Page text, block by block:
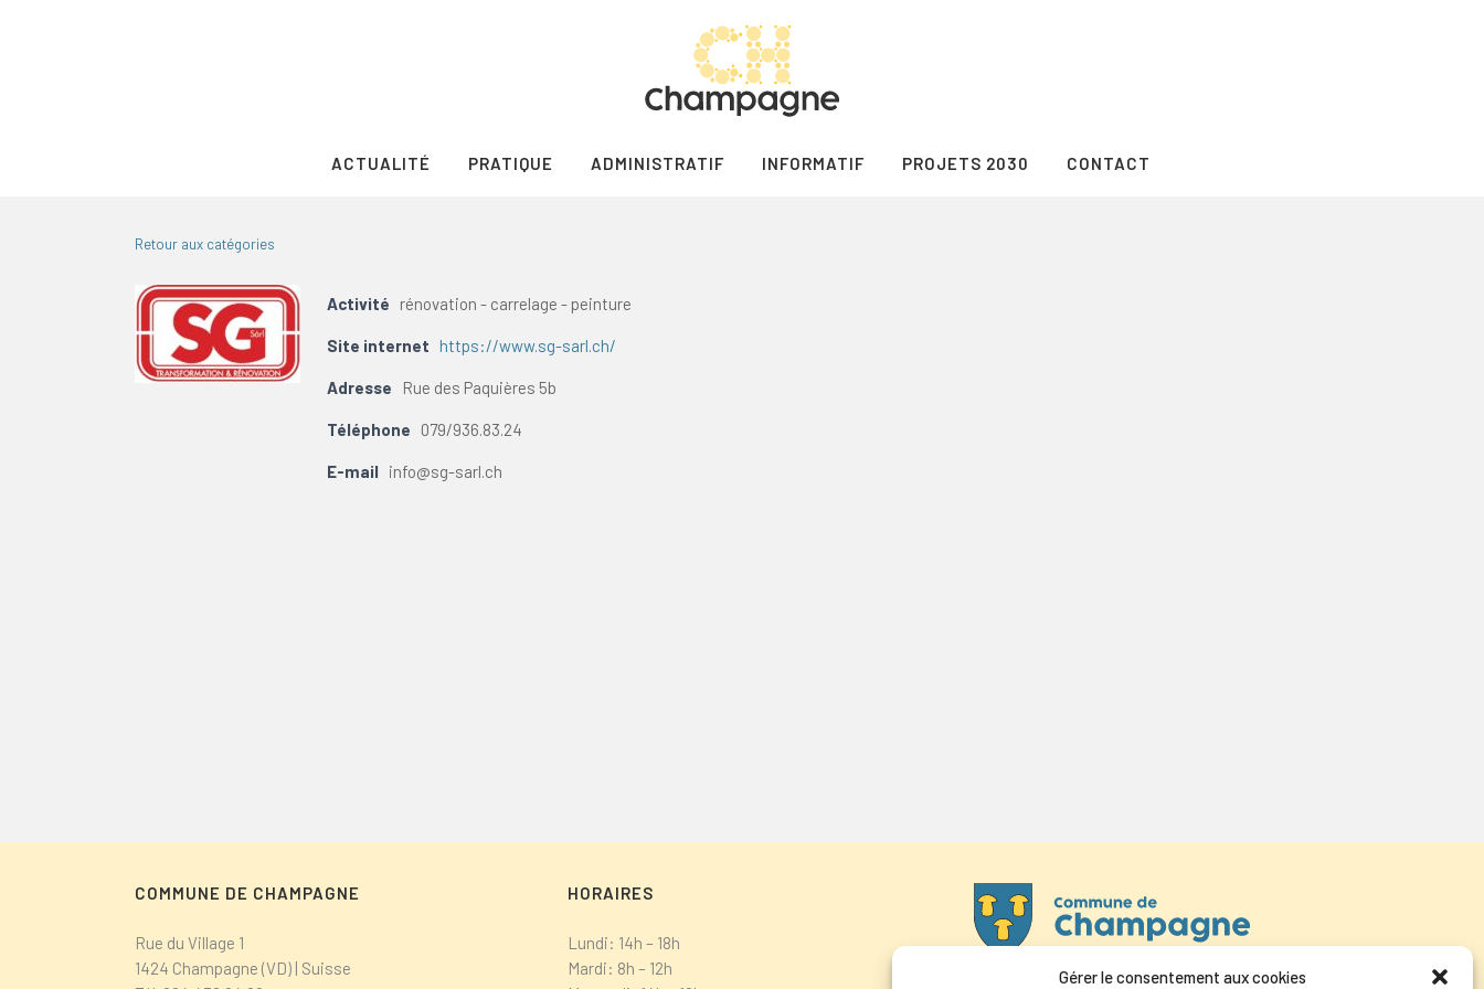
Gérer le consentement aux cookies
ACTUALITÉ PRATIQUE ADMINISTRATIF INFORMATIF PROJETS 2030 CONTACT
Retour aux catégories
Activité rénovation - carrelage - peinture
Site internet https://www.sg-sarl.ch/
Adresse Rue des Paquières 5b
Téléphone 079/936.83.24
E-mail info@sg-sarl.ch
COMMUNE DE CHAMPAGNE
Rue du Village 1
1424 Champagne (VD) | Suisse
HORAIRES
Lundi: 14h – 18h
Mardi: 8h – 12h